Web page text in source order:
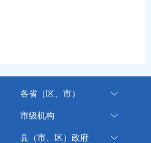
各省（区、市）
市级机构
县（市、区）政府